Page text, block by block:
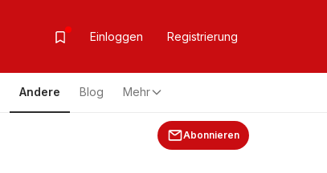
Einloggen Registrierung
Andere Blog Mehr
Abonnieren